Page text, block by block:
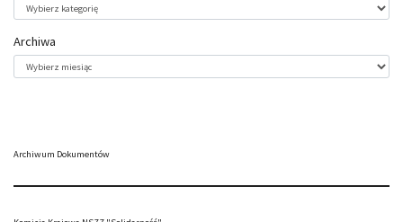
dokumentów
Archiwa
Archiwum Dokumentów